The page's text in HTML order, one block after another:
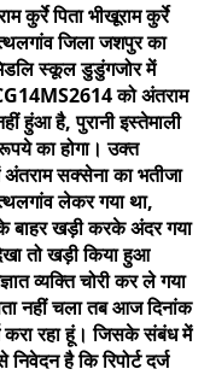
कुर्रे पिता भीखूराम कुर्रे
जिला जशपुर का
स्कूल डुडुंगजोर में
को अंतराम
हुंआ है, पुरानी इस्तेमाली
का होगा। उक्त
सक्सेना का भतीजा
लेकर गया था,
बाहर खड़ी करके अंदर गया
तो खड़ी किया हुआ
व्यक्ति चोरी कर ले गया
नहीं चला तब आज दिनांक
करा रहा हूं। जिसके संबंध में
है कि रिपोर्ट दर्ज